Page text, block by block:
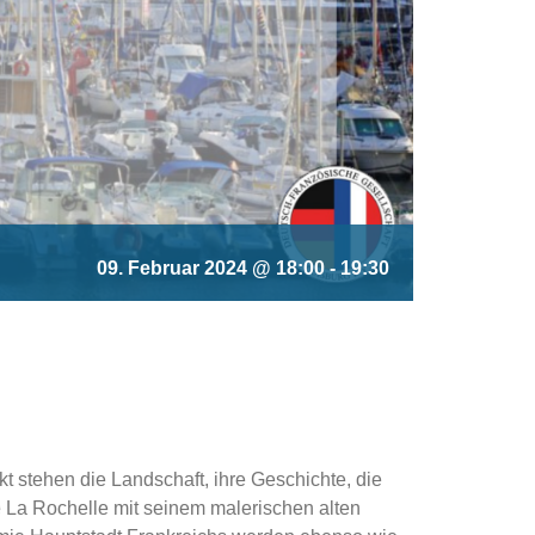
09. Februar 2024 @ 18:00-19:30
stehen die Landschaft, ihre Geschichte, die
Rochelle mit seinem malerischen alten